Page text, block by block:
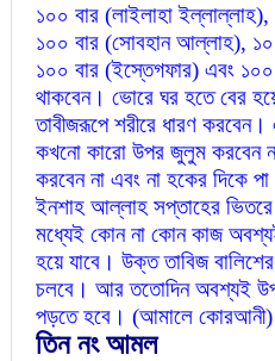
১০০ বার (লাইলাহা
১০০ বার (সোবহান আল্লাহ),
১০০ বার (ইস্তেগফার) এবং
থাকবেন। ভোরে ঘর হতে বের
তাবীজরূপে শরীরে ধারণ করবেন।
কখনো কারো উপর জুলুম করবেন
করবেন না এবং না হকের দিকে
ইনশাহ আল্লাহ সপ্তাহের
মধ্যেই কোন না কোন কাজ
হয়ে যাবে। উক্ত তাবিজ
চলবে। আর ততোদিন অবশ্যই
পড়তে হবে। (আমালে কোরআনী)
তিন নং আমল